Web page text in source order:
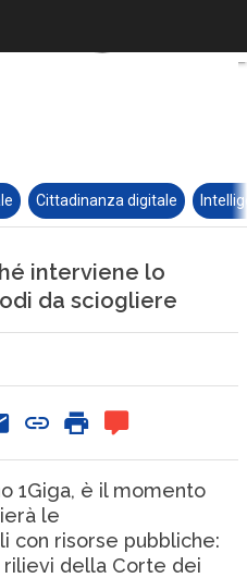
Cittadinanza digitale
interviene lo
da sciogliere
1Giga, è il momento
le
con risorse pubbliche:
della Corte dei